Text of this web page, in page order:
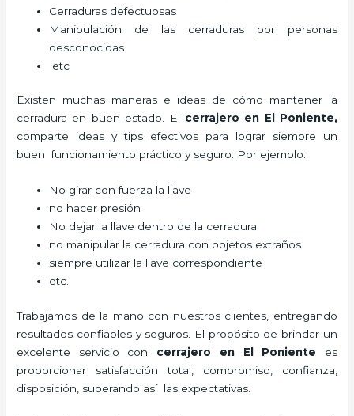
Cerraduras defectuosas
Manipulación de las cerraduras por personas
desconocidas
etc
Existen muchas maneras e ideas de cómo mantener la
cerradura en buen estado. El cerrajero en El Poniente,
comparte ideas y tips efectivos para lograr siempre un
buen funcionamiento práctico y seguro. Por ejemplo:
No girar con fuerza la llave
no hacer presión
No dejar la llave dentro de la cerradura
no manipular la cerradura con objetos extraños
siempre utilizar la llave correspondiente
etc.
Trabajamos de la mano con nuestros clientes, entregando
resultados confiables y seguros. El propósito de brindar un
excelente servicio con cerrajero en El Poniente es
proporcionar satisfacción total, compromiso, confianza,
disposición, superando así las expectativas.